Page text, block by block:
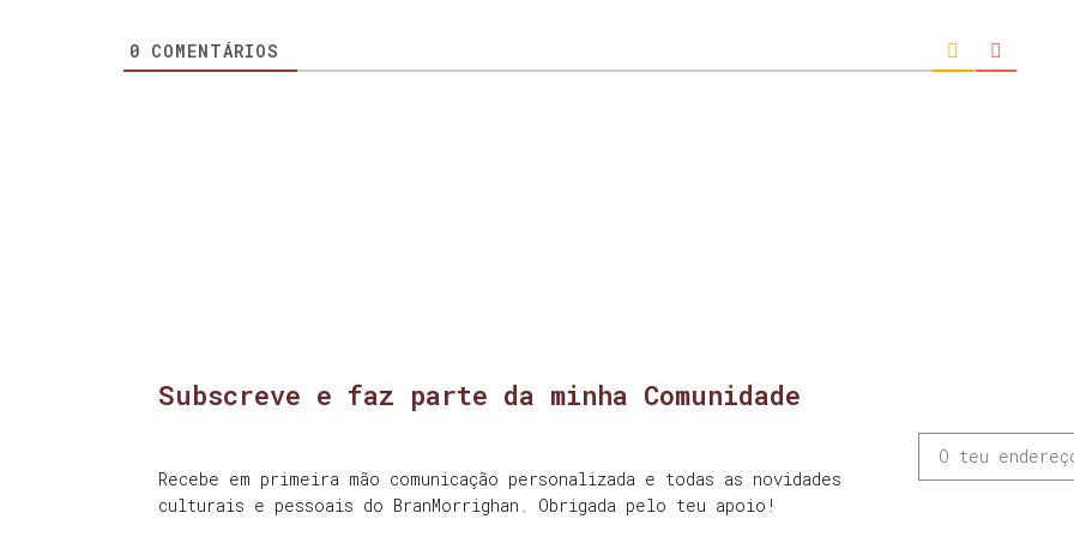
0 COMENTÁRIOS
Subscreve e faz parte da minha Comunidade
Recebe em primeira mão comunicação personalizada e todas as novidades
culturais e pessoais do BranMorrighan. Obrigada pelo teu apoio!